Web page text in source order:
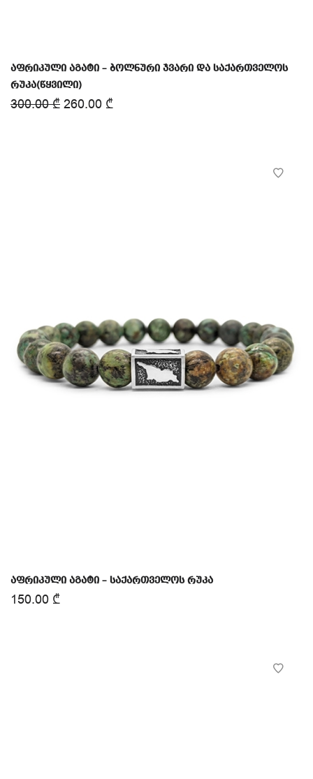
აფრიკული აგატი – ბოლნური ჯვარი და საქართველოს
რუკა(წყვილი)
300.00₾ 260.00 ₾
აფრიკული აგატი – საქართველოს რუკა
150.00 ₾